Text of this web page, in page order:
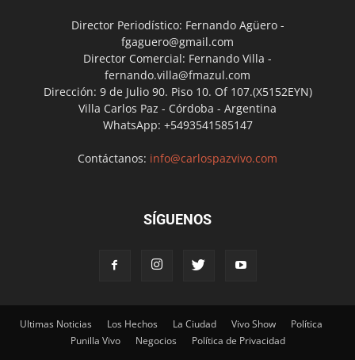
Director Periodístico: Fernando Agüero -
fgaguero@gmail.com
Director Comercial: Fernando Villa -
fernando.villa@fmazul.com
Dirección: 9 de Julio 90. Piso 10. Of 107.(X5152EYN)
Villa Carlos Paz - Córdoba - Argentina
WhatsApp: +5493541585147
Contáctanos: info@carlospazvivo.com
SÍGUENOS
Ultimas Noticias Los Hechos La Ciudad Vivo Show
Política
Punilla Vivo
Negocios Política de Privacidad